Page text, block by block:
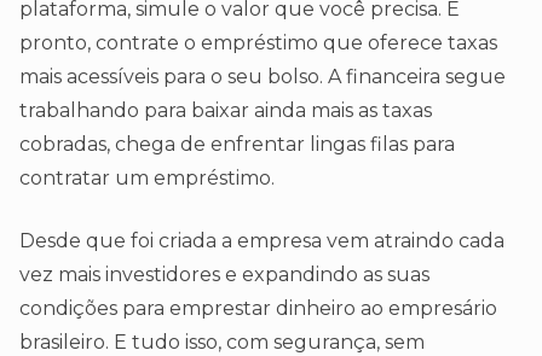
plataforma, simule o valor que você precisa. E
pronto, contrate o empréstimo que oferece taxas
mais acessíveis para o seu bolso. A financeira segue
trabalhando para baixar ainda mais as taxas
cobradas, chega de enfrentar lingas filas para
contratar um empréstimo.
Desde que foi criada a empresa vem atraindo cada
vez mais investidores e expandindo as suas
condições para emprestar dinheiro ao empresário
brasileiro. E tudo isso, com segurança, sem